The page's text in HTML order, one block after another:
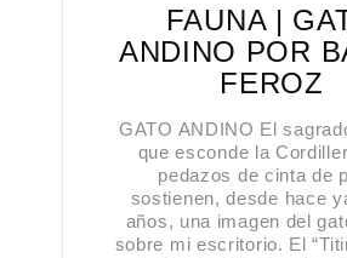
FAUNA |
ANDINO POR
FEROZ
GATO ANDINO El
que esconde la
pedazos de cinta de
sostienen, desde hace
años, una imagen del
sobre mi escritorio. El